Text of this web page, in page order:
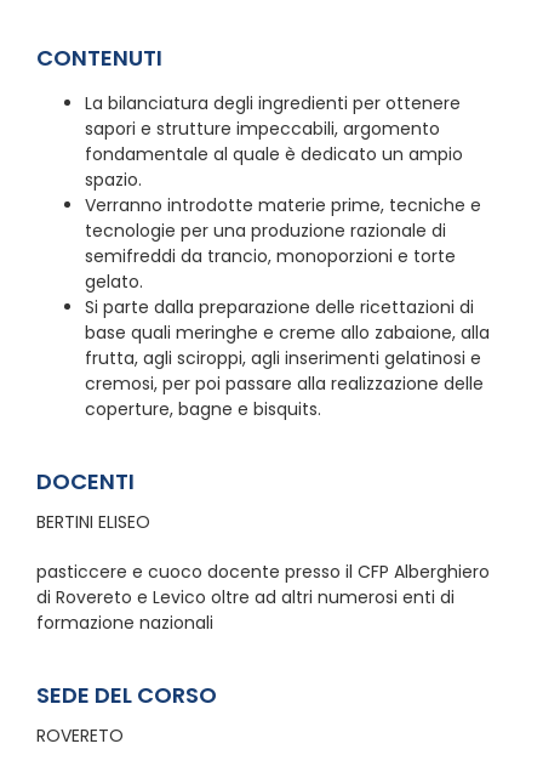
CONTENUTI
La bilanciatura degli ingredienti per ottenere
sapori e strutture impeccabili, argomento
fondamentale al quale è dedicato un ampio
spazio.
Verranno introdotte materie prime, tecniche e
tecnologie per una produzione razionale di
semifreddi da trancio, monoporzioni e torte
gelato.
Si parte dalla preparazione delle ricettazioni di
base quali meringhe e creme allo zabaione, alla
frutta, agli sciroppi, agli inserimenti gelatinosi e
cremosi, per poi passare alla realizzazione delle
coperture, bagne e bisquits.
DOCENTI
BERTINI ELISEO
pasticcere e cuoco docente presso il CFP Alberghiero
di Rovereto e Levico oltre ad altri numerosi enti di
formazione nazionali
SEDE DEL CORSO
ROVERETO